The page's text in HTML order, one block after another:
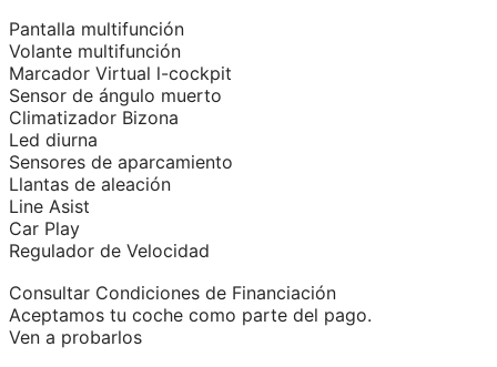
Pantalla multifunción
Volante multifunción
Marcador Virtual l-cockpit
Sensor de ángulo muerto
Climatizador Bizona
Led diurna
Sensores de aparcamiento
Llantas de aleación
Line Asist
Car Play
Regulador de Velocidad
Consultar Condiciones de Financiación
Aceptamos tu coche como parte del pago.
Ven a probarlos